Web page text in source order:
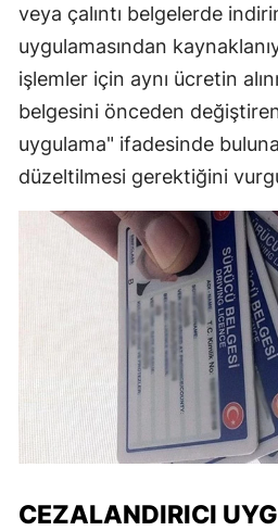
veya çalıntı belgelerde
uygulamasından
işlemler için aynı ücretin
belgesini önceden
uygulama" ifadesinde
düzeltilmesi gerektiğini
CEZALANDIRICI